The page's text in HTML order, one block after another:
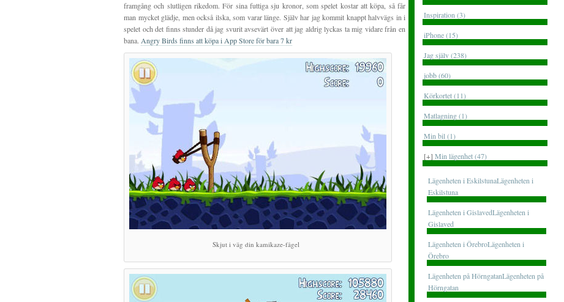
framgång och slutligen rikedom. För sina futtiga sju kronor, som spelet kostar att köpa, så får
man mycket glädje, men också ilska, som varar länge. Själv har jag kommit knappt halvvägs in i
spelet och det finns stunder då jag svurit avsevärt över att jag aldrig lyckas ta mig vidare från en
bana. Angry Birds finns att köpa i App Store för bara 7 kr
Skjut i väg din kamikaze-fågel
Inspiration (3)
iPhone (15)
Jag själv (238)
jobb (60)
Körkortet (11)
Matlagning (1)
Min bil (1)
[+] Min lägenhet (47)
Lägenheten i EskilstunaLägenheten i
Eskilstuna
Lägenheten i GislavedLägenheten i
Gislaved
Lägenheten i ÖrebroLägenheten i
Örebro
Lägenheten på HörngatanLägenheten på
Hörngatan